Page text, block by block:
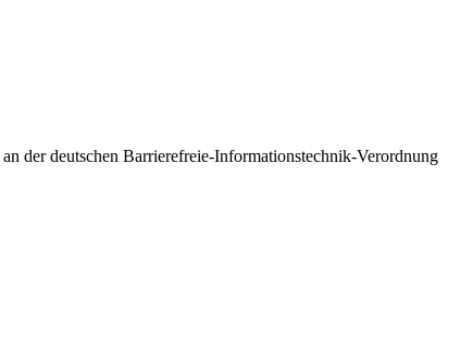
der deutschen Barrierefreie-Informationstechnik-Verordnung